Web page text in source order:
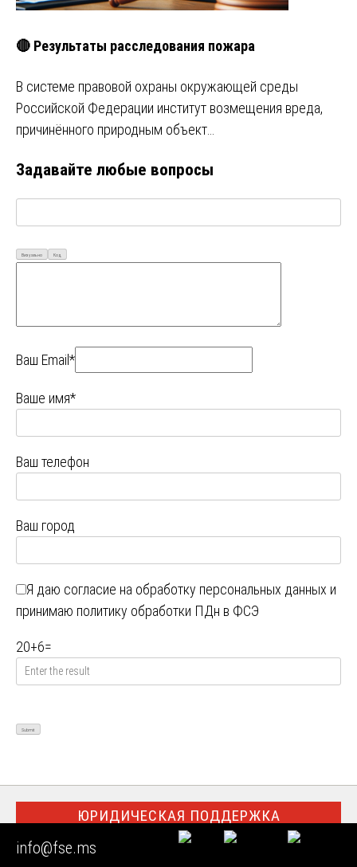
🔴 Результаты расследования пожара
В системе правовой охраны окружающей среды
Российской Федерации институт возмещения вреда,
причинённого природным объект…
Задавайте любые вопросы
Визуально Код
Ваш Email*
Ваше имя*
Ваш телефон
Ваш город
Я даю согласие на обработку персональных данных и
принимаю политику обработки ПДн в ФСЭ
20+6=
ЮРИДИЧЕСКАЯ ПОДДЕРЖКА
info@fse.ms